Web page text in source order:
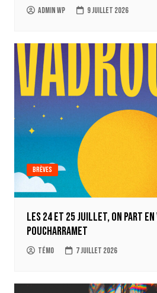
Admin WP 9 juillet 2026
Brèves
Les 24 et 25 juillet, on part
Poucharramet
Témo 7 juillet 2026